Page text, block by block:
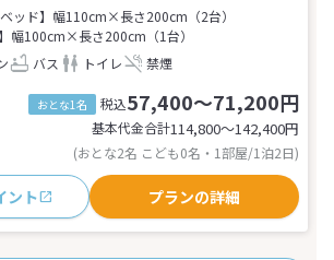
ベッド】幅110cm×長さ200cm（2台）
幅100cm×長さ200cm（1台）
バス トイレ 禁煙
おとな1名 税込57,400～71,200円
基本代金合計114,800〜142,400円
(おとな2名 こども0名・1部屋/1泊2日)
ント プランの詳細